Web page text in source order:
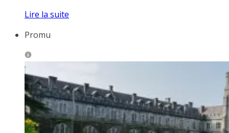
Lire la suite
Promu